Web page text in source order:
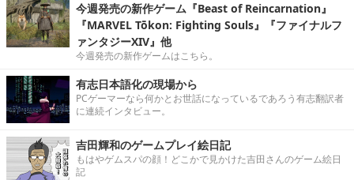
今週発売の新作ゲーム『Beast of Reincarnation』
『MARVEL Tōkon: Fighting Souls』『ファイナルフ
ァンタジーXIV』他
今週発売の新作ゲームはこちら。
有志日本語化の現場から
PCゲーマーなら何かとお世話になっているであろう有志翻訳者
に連続インタビュー。
吉田輝和のゲームプレイ絵日記
もはやゲムスパの顔！どこかで見かけた吉田さんのゲーム絵日
記